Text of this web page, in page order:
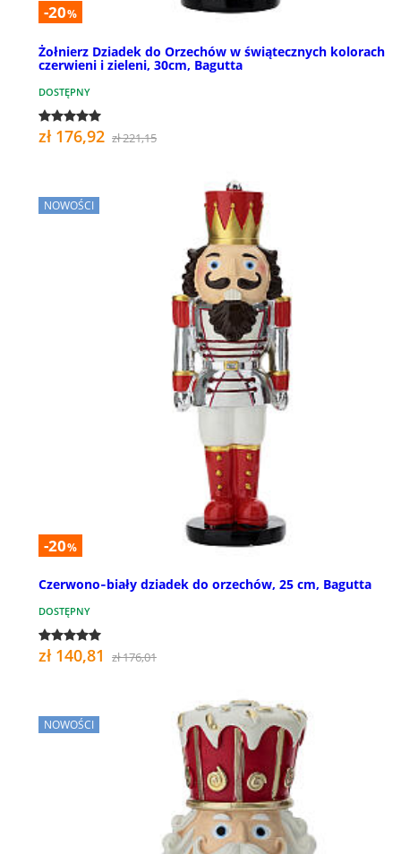
-20%
Żołnierz Dziadek do Orzechów w świątecznych kolorach
czerwieni i zieleni, 30cm, Bagutta
DOSTĘPNY
zł 176,92 zł 221,15
NOWOŚCI
-20%
Czerwono‑biały dziadek do orzechów, 25 cm, Bagutta
DOSTĘPNY
zł 140,81 zł 176,01
NOWOŚCI